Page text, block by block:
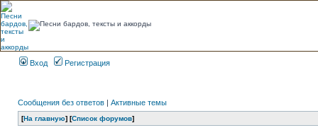
Вход Регистрация
Сообщения без ответов | Активные темы
[На главную] [Список форумов]